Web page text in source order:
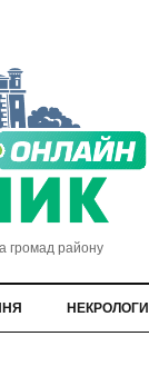
громад району
НЕКРОЛОГИ